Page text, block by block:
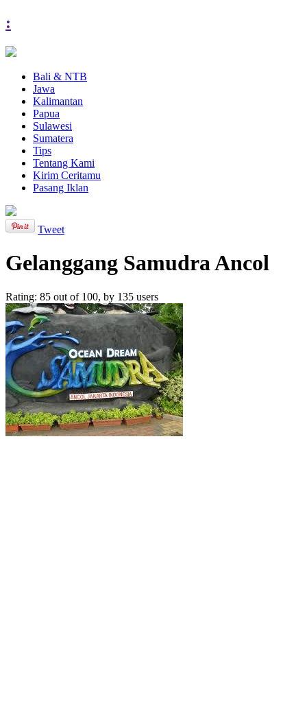
:
Bali & NTB
Jawa
Kalimantan
Papua
Sulawesi
Sumatera
Tips
Tentang Kami
Kirim Ceritamu
Pasang Iklan
Tweet
Gelanggang Samudra Ancol
Rating: 85 out of 100, by 135 users